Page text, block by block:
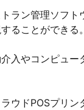
ラン管理ソフ
ることができる。
入やコンピュ
ウドPOSプリ